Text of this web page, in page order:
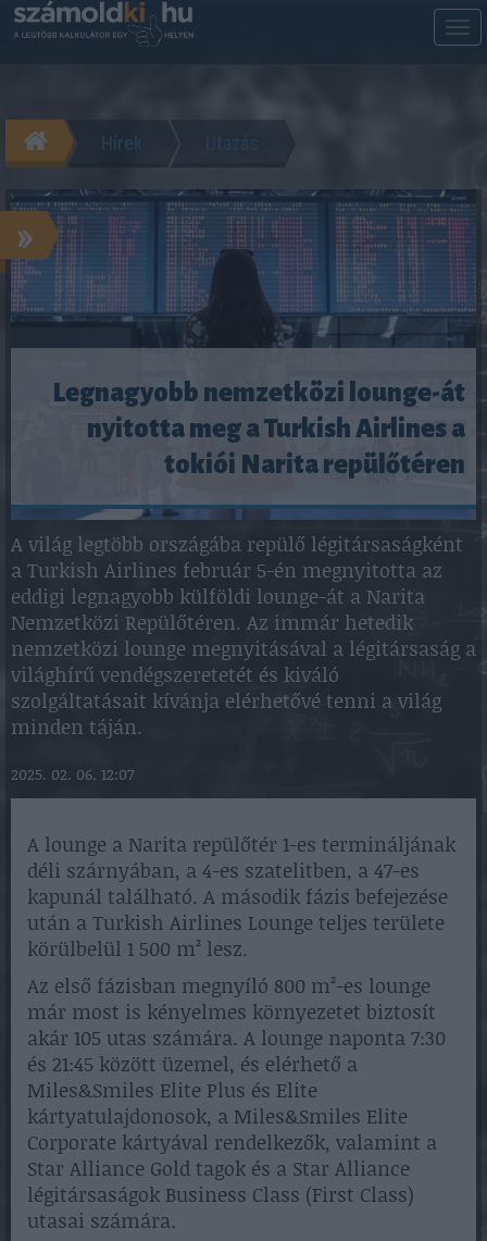
Hírek Utazás
»
Legnagyobb nemzetközi lounge-át
nyitotta meg a Turkish Airlines a
tokiói Narita repülőtéren
A világ legtöbb országába repülő légitársaságként
a Turkish Airlines február 5-én megnyitotta az
eddigi legnagyobb külföldi lounge-át a Narita
Nemzetközi Repülőtéren. Az immár hetedik
nemzetközi lounge megnyitásával a légitársaság a
világhírű vendégszeretetét és kiváló
szolgáltatásait kívánja elérhetővé tenni a világ
minden táján.
2025. 02. 06. 12:07
A lounge a Narita repülőtér 1-es termináljának
déli szárnyában, a 4-es szatelitben, a 47-es
kapunál található. A második fázis befejezése
után a Turkish Airlines Lounge teljes területe
körülbelül 1 500 m² lesz.
Az első fázisban megnyíló 800 m²-es lounge
már most is kényelmes környezetet biztosít
akár 105 utas számára. A lounge naponta 7:30
és 21:45 között üzemel, és elérhető a
Miles&Smiles Elite Plus és Elite
kártyatulajdonosok, a Miles&Smiles Elite
Corporate kártyával rendelkezők, valamint a
Star Alliance Gold tagok és a Star Alliance
légitársaságok Business Class (First Class)
utasai számára.